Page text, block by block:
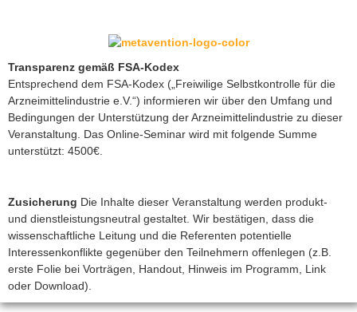
Transparenz gemäß FSA-Kodex
Entsprechend dem FSA-Kodex („Freiwilige Selbstkontrolle für die
Arzneimittelindustrie e.V.“) informieren wir über den Umfang und
Bedingungen der Unterstützung der Arzneimittelindustrie zu dieser
Veranstaltung. Das Online-Seminar wird mit folgende Summe
unterstützt: 4500€.
Zusicherung Die Inhalte dieser Veranstaltung werden produkt-
und dienstleistungsneutral gestaltet. Wir bestätigen, dass die
wissenschaftliche Leitung und die Referenten potentielle
Interessenkonflikte gegenüber den Teilnehmern offenlegen (z.B.
erste Folie bei Vorträgen, Handout, Hinweis im Programm, Link
oder Download).